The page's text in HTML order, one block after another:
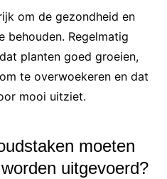
om de gezondheid en
behouden. Regelmatig
planten goed groeien,
te overwoekeren en dat
mooi uitziet.
moeten
uitgevoerd?